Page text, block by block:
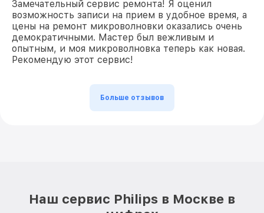
Замечательный сервис ремонта! Я оценил
возможность записи на прием в удобное время, а
цены на ремонт микроволновки оказались очень
демократичными. Мастер был вежливым и
опытным, и моя микроволновка теперь как новая.
Рекомендую этот сервис!
Больше отзывов
Наш сервис Philips в Москве в